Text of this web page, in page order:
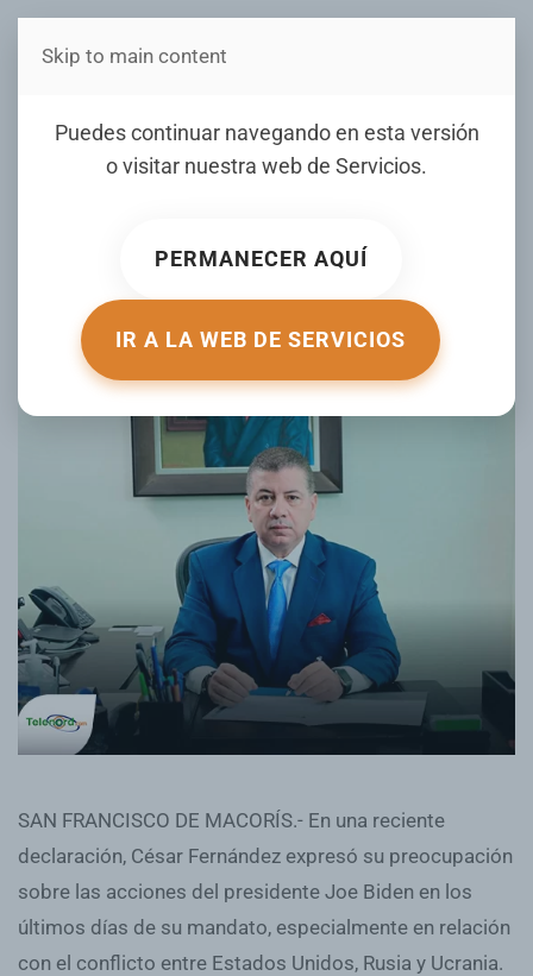
Estás en Telenord Medios
Puedes continuar navegando en esta versión
o visitar nuestra web de Servicios.
PERMANECER AQUÍ
IR A LA WEB DE SERVICIOS
Skip to main content
César Fernández critica
acciones de Biden tras
advierte sobre impacto en
economía Dominicana
ESCRITO POR TELENORD.COM.DO EL 26 NOVIEMBRE 2024
PUBLICADO ENLOCALES.
SAN FRANCISCO DE MACORÍS.- En una reciente
declaración, César Fernández expresó su preocupación
sobre las acciones del presidente Joe Biden en los
últimos días de su mandato, especialmente en relación
con el conflicto entre Estados Unidos, Rusia y Ucrania.